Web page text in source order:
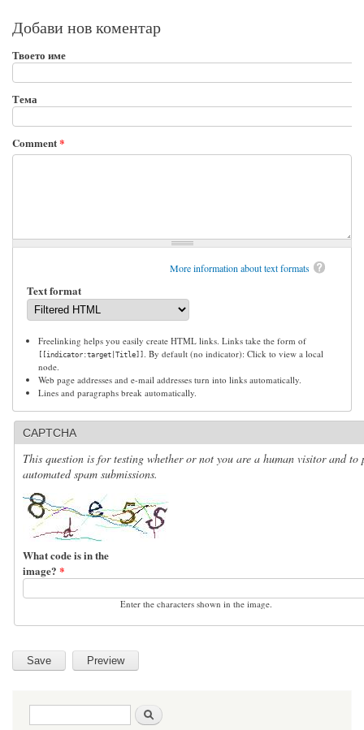
Добави нов коментар
Твоето име
Тема
Comment*
More information about text formats
Text format
Freelinking helps you easily create HTML links. Links take the form of
[[indicator:target|Title]]
. By default (no indicator): Click to view a local
node.
Web page addresses and e-mail addresses turn into links automatically.
Lines and paragraphs break automatically.
CAPTCHA
This question is for testing whether or not you are a human visitor and to
automated spam submissions.
What code is in the
image? *
Enter the characters shown in the image.
Search form